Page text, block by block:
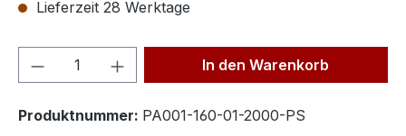
Lieferzeit 28 Werktage
Produkt Anzahl: Gib denIn den Warenkorb
Produktnummer: PA001-160-01-2000-PS